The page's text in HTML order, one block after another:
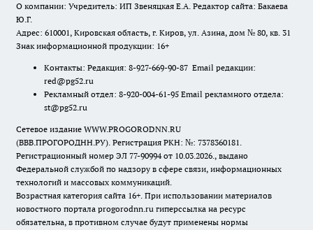
О компании: Учредитель: ИП Звеняцкая Е.А. Редактор сайта: Бакаева
Ю.Г.
Адрес: 610001, Кировская область, г. Киров, ул. Азина, дом № 80, кв. 31
Знак информационной продукции: 16+
Контакты: Редакция: 8-927-669-90-87 Email редакции:
red@pg52.ru
Рекламный отдел: 8-920-004-61-95 Email рекламного отдела:
st@pg52.ru
Сетевое издание WWW.PROGORODNN.RU
(ВВВ.ПРОГОРОДНН.РУ). Регистрация РКН: №: 7378360181.
Регистрационный номер ЭЛ 77-90994 от 10.03.2026., выдано
Федеральной службой по надзору в сфере связи, информационных
технологий и массовых коммуникаций.
Возрастная категория сайта 16+. При использовании материалов
новостного портала progorodnn.ru гиперссылка на ресурс
обязательна, в противном случае будут применены нормы